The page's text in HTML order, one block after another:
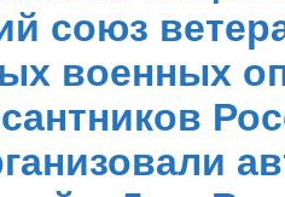
союз
военных